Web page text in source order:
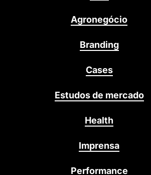
Agronegócio
Branding
Cases
Estudos de mercado
Health
Imprensa
Performance